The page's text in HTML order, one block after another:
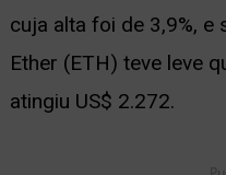
cuja alta foi de 3,9%, e
Ether (ETH) teve leve
atingiu US$ 2.272.